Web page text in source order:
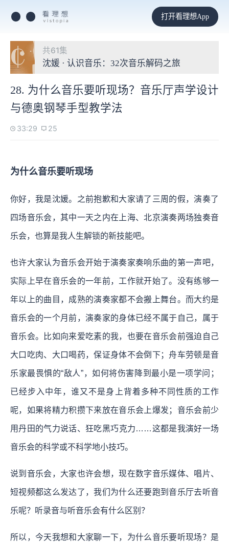
打开看理想App
共61集
沈媛 · 认识音乐：32次音乐解码之旅
28. 为什么音乐要听现场？音乐厅声学设计
与德奥钢琴手型教学法
33:29 25
为什么音乐要听现场
你好，我是沈媛。之前抱歉和大家请了三周的假，演奏了
四场音乐会，其中一天之内在上海、北京演奏两场独奏音
乐会，也算是我人生解锁的新技能吧。
也许大家认为音乐会开始于演奏家奏响乐曲的第一声吧，
实际上早在音乐会的一年前，工作就开始了。没有练够一
年以上的曲目，成熟的演奏家都不会搬上舞台。而大约是
音乐会的一个月前，演奏家的身体已经不属于自己，属于
音乐会。比如向来爱吃素的我，也要在音乐会前强迫自己
大口吃肉、大口喝药，保证身体不会倒下；舟车劳顿是音
乐家最畏惧的“敌人”，如何将伤害降到最小是一项学问；
已经步入中年，谁又不是身上背着多种不同性质的工作
呢，如果将精力积攒下来放在音乐会上爆发；音乐会前少
用丹田的气力说话、狂吃黑巧克力……这都是我演好一场
音乐会的科学或不科学地小技巧。
说到音乐会，大家也许会想，现在数字音乐媒体、唱片、
短视频都这么发达了，我们为什么还要跑到音乐厅去听音
乐呢？听录音与听音乐会有什么区别？
所以，今天我想和大家聊一下，为什么音乐要听现场？是